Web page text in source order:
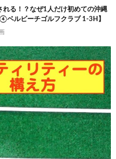
れる！？なぜ1人だけ初めての沖縄
ベルビーチゴルフクラブ 1-3H】